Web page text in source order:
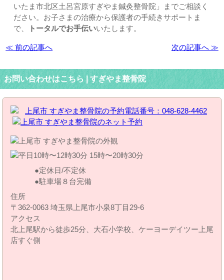
いたま市北区土呂宮原すぎやま鍼灸整骨院」までご相談く
ださい。お子さまの治療から保護者の手続きサポートま
で、
トータルでお手伝いいたします。
≪ 前の記事へ 次の記事へ ≫
お問い合わせはこちら | すぎやま整骨院
定休日/不定休
駐車場８台完備
住所
〒362-0063 埼玉県上尾市小泉8丁目29‐6
アクセス
北上尾駅から徒歩25分、大石小学校、ケーヨーデイツー上尾
店すぐ側